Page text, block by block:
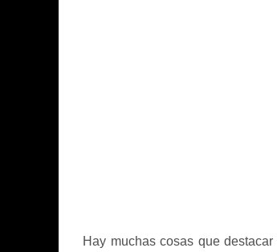
Hay muchas cosas que